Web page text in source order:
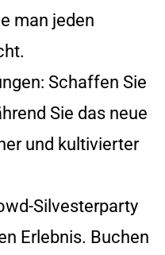
man jeden
Schaffen Sie
Sie das neue
und kultivierter
Silvesterparty
Erlebnis. Buchen